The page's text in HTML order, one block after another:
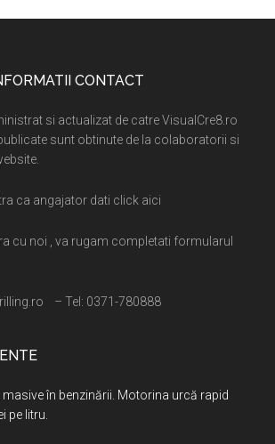
CONTACT
si actualizat de catre VisualCre8.ro
sunt obtinute de la colaboratorii si
ca angajator dati click aici
cu noi , va rugam completati formularul
– Tel: 0371-780888
masive în benzinării. Motorina urcă rapid
pe litru.